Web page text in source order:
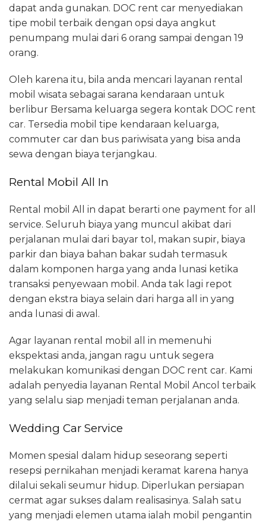
dapat anda gunakan. DOC rent car menyediakan
tipe mobil terbaik dengan opsi daya angkut
penumpang mulai dari 6 orang sampai dengan 19
orang.
Oleh karena itu, bila anda mencari layanan rental
mobil wisata sebagai sarana kendaraan untuk
berlibur Bersama keluarga segera kontak DOC rent
car. Tersedia mobil tipe kendaraan keluarga,
commuter car dan bus pariwisata yang bisa anda
sewa dengan biaya terjangkau.
Rental Mobil All In
Rental mobil All in dapat berarti one payment for all
service. Seluruh biaya yang muncul akibat dari
perjalanan mulai dari bayar tol, makan supir, biaya
parkir dan biaya bahan bakar sudah termasuk
dalam komponen harga yang anda lunasi ketika
transaksi penyewaan mobil. Anda tak lagi repot
dengan ekstra biaya selain dari harga all in yang
anda lunasi di awal.
Agar layanan rental mobil all in memenuhi
ekspektasi anda, jangan ragu untuk segera
melakukan komunikasi dengan DOC rent car. Kami
adalah penyedia layanan Rental Mobil Ancol terbaik
yang selalu siap menjadi teman perjalanan anda.
Wedding Car Service
Momen spesial dalam hidup seseorang seperti
resepsi pernikahan menjadi keramat karena hanya
dilalui sekali seumur hidup. Diperlukan persiapan
cermat agar sukses dalam realisasinya. Salah satu
yang menjadi elemen utama ialah mobil pengantin